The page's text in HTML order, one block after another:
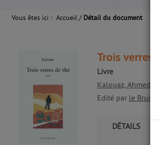
Vous êtes ici : Accueil / Détail du document
Trois
Livre
Kalouaz, Ahmed
Edité par le Bruit
DÉTAILS